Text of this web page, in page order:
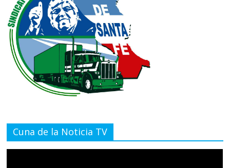
Cuna de la Noticia TV